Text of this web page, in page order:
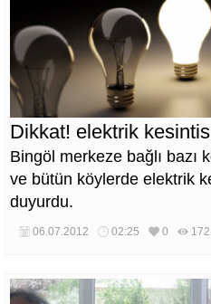
Dikkat! elektrik
Bingöl merkeze bağlı bazı
ve bütün köylerde elektrik
duyurdu.
06.07.2012 02:25 0